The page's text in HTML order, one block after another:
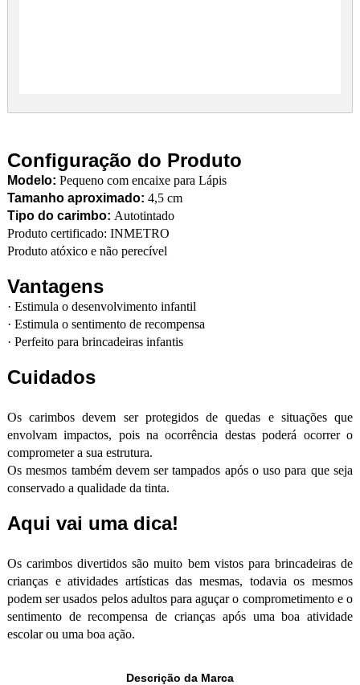
Configuração do Produto
Modelo: Pequeno com encaixe para Lápis
Tamanho aproximado: 4,5 cm
Tipo do carimbo: Autotintado
Produto certificado: INMETRO
Produto atóxico e não perecível
Vantagens
· Estimula o desenvolvimento infantil
· Estimula o sentimento de recompensa
· Perfeito para brincadeiras infantis
Cuidados
Os carimbos devem ser protegidos de quedas e situações que
envolvam impactos, pois na ocorrência destas poderá ocorrer o
comprometer a sua estrutura.
Os mesmos também devem ser tampados após o uso para que seja
conservado a qualidade da tinta.
Aqui vai uma dica!
Os carimbos divertidos são muito bem vistos para brincadeiras de
crianças e atividades artísticas das mesmas, todavia os mesmos
podem ser usados pelos adultos para aguçar o comprometimento e o
sentimento de recompensa de crianças após uma boa atividade
escolar ou uma boa ação.
Descrição da Marca